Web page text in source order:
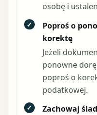
osobę i
✓
Poproś o
korektę
Jeżeli
ponowne
poproś o
podatkowej.
✓
Zachowaj